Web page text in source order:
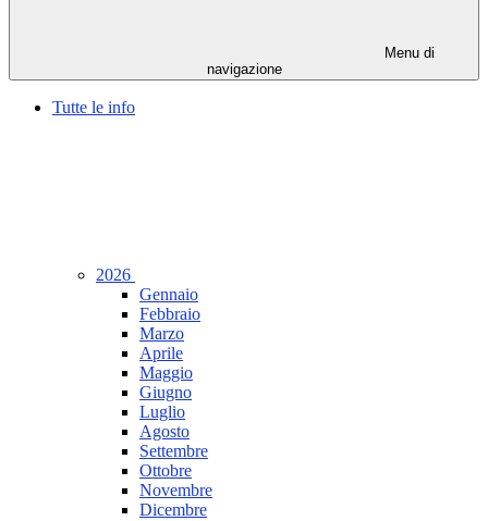
Menu di
navigazione
Tutte le info
2026
Gennaio
Febbraio
Marzo
Aprile
Maggio
Giugno
Luglio
Agosto
Settembre
Ottobre
Novembre
Dicembre